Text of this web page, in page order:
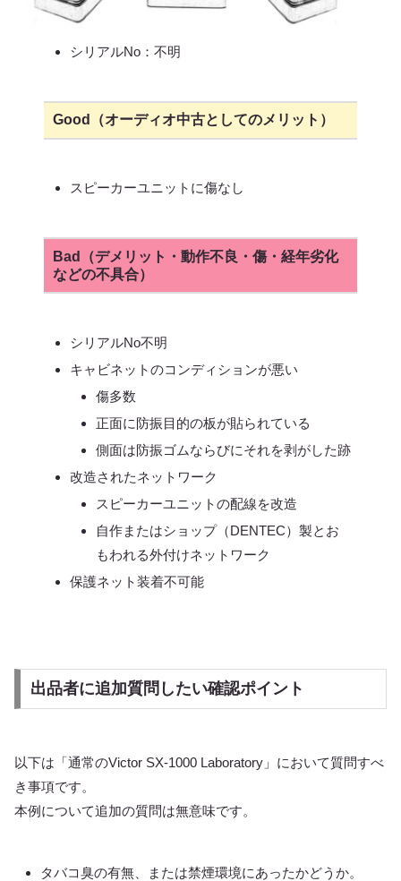
シリアルNo：不明
Good（オーディオ中古としてのメリット）
スピーカーユニットに傷なし
Bad（デメリット・動作不良・傷・経年劣化
などの不具合）
シリアルNo不明
キャビネットのコンディションが悪い
傷多数
正面に防振目的の板が貼られている
側面は防振ゴムならびにそれを剥がした跡
改造されたネットワーク
スピーカーユニットの配線を改造
自作またはショップ（DENTEC）製とお
もわれる外付けネットワーク
保護ネット装着不可能
出品者に追加質問したい確認ポイント
以下は「通常のVictor SX-1000 Laboratory」において質問すべ
き事項です。
本例について追加の質問は無意味です。
タバコ臭の有無、または禁煙環境にあったかどうか。